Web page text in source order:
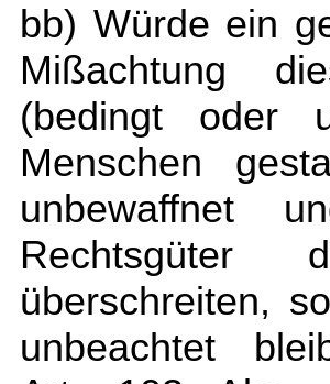
bb) Würde ein
Mißachtung
(bedingt oder
Menschen
unbewaffnet
Rechtsgüter
überschreiten,
unbeachtet